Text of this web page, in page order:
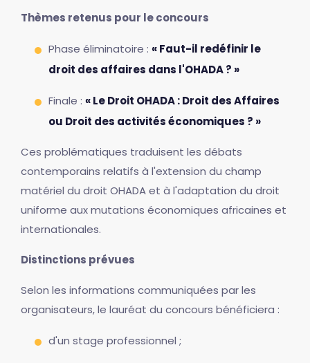
Thèmes retenus pour le concours
Phase éliminatoire : « Faut-il redéfinir le
droit des affaires dans l'OHADA ? »
Finale : « Le Droit OHADA : Droit des Affaires
ou Droit des activités économiques ? »
Ces problématiques traduisent les débats
contemporains relatifs à l'extension du champ
matériel du droit OHADA et à l'adaptation du droit
uniforme aux mutations économiques africaines et
internationales.
Distinctions prévues
Selon les informations communiquées par les
organisateurs, le lauréat du concours bénéficiera :
d'un stage professionnel ;